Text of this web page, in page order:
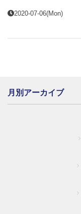
2020-07-06(Mon)
月別アーカイブ